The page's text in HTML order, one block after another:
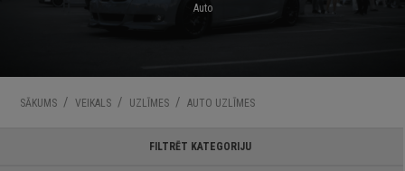
Auto
SĀKUMS / VEIKALS / UZLĪMES / AUTO UZLĪMES
FILTRĒT KATEGORIJU